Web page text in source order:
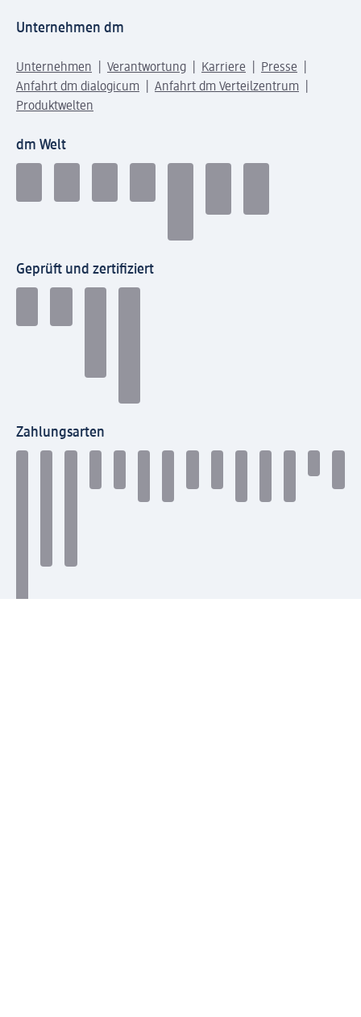
Unternehmen dm
Unternehmen Verantwortung Karriere
Presse
Anfahrt dm dialogicum
Anfahrt dm Verteilzentrum
Produktwelten
dm Welt
Geprüft und zertifiziert
Zahlungsarten